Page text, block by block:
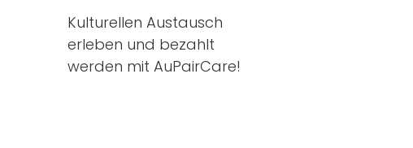
Kulturellen Austausch
erleben und bezahlt
werden mit AuPairCare!